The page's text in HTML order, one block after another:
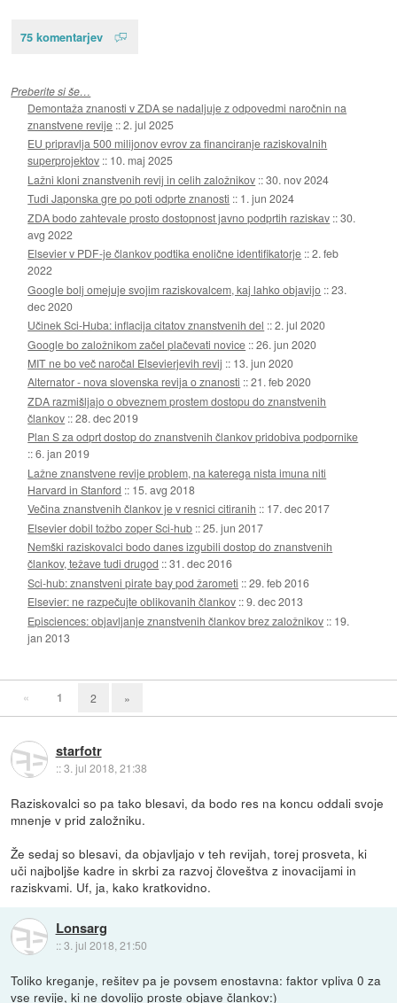
75 komentarjev
Preberite si še…
Demontaža znanosti v ZDA se nadaljuje z odpovedmi naročnin na
znanstvene revije ::2. jul 2025
EU pripravlja 500 milijonov evrov za financiranje raziskovalnih
superprojektov :: 10. maj 2025
Lažni kloni znanstvenih revij in celih založnikov ::30. nov 2024
Tudi Japonska gre po poti odprte znanosti :: 1. jun 2024
ZDA bodo zahtevale prosto dostopnost javno podprtih raziskav ::30.
avg 2022
Elsevier v PDF-je člankov podtika enolične identifikatorje ::2. feb
2022
Google bolj omejuje svojim raziskovalcem, kaj lahko objavijo ::23.
dec 2020
Učinek Sci-Huba: inflacija citatov znanstvenih del ::2. jul 2020
Google bo založnikom začel plačevati novice ::26. jun 2020
MIT ne bo več naročal Elsevierjevih revij :: 13. jun 2020
Alternator - nova slovenska revija o znanosti ::21. feb 2020
ZDA razmišljajo o obveznem prostem dostopu do znanstvenih
člankov ::28. dec 2019
Plan S za odprt dostop do znanstvenih člankov pridobiva podpornike
::6. jan 2019
Lažne znanstvene revije problem, na katerega nista imuna niti
Harvard in Stanford :: 15. avg 2018
Večina znanstvenih člankov je v resnici citiranih :: 17. dec 2017
Elsevier dobil tožbo zoper Sci-hub ::25. jun 2017
Nemški raziskovalci bodo danes izgubili dostop do znanstvenih
člankov, težave tudi drugod ::31. dec 2016
Sci-hub: znanstveni pirate bay pod žarometi ::29. feb 2016
Elsevier: ne razpečujte oblikovanih člankov ::9. dec 2013
Episciences: objavljanje znanstvenih člankov brez založnikov :: 19.
jan 2013
« 1 2 »
starfotr
::3. jul 2018, 21:38
Raziskovalci so pa tako blesavi, da bodo res na koncu oddali svoje
mnenje v prid založniku.
Že sedaj so blesavi, da objavljajo v teh revijah, torej prosveta, ki
uči najboljše kadre in skrbi za razvoj človeštva z inovacijami in
raziskvami. Uf, ja, kako kratkovidno.
Lonsarg
::3. jul 2018, 21:50
Toliko kreganje, rešitev pa je povsem enostavna: faktor vpliva 0 za
vse revije, ki ne dovolijo proste objave člankov:)